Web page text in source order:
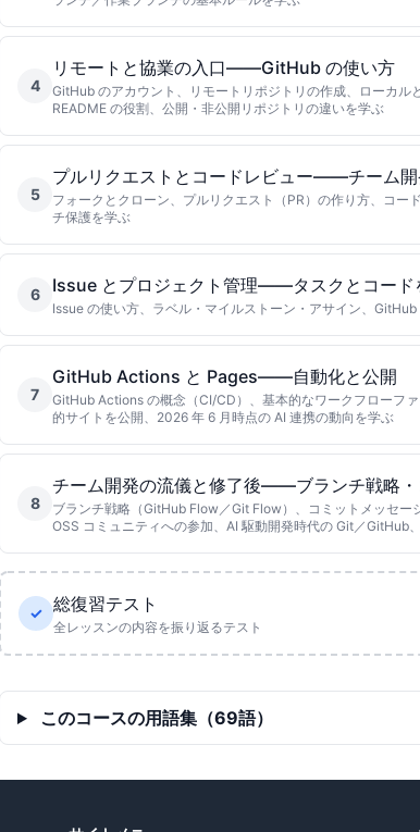
4
リモートと協業の入口——GitHub の使い方
GitHub のアカウント、リモートリポジトリの作成、ローカ
README の役割、公開・非公開リポジトリの違いを学ぶ
5
プルリクエストとコードレビュー——チーム開
フォークとクローン、プルリクエスト（PR）の作り方、コ
チ保護を学ぶ
6 Issue とプロジェクト管理——タスクとコード
Issue の使い方、ラベル・マイルストーン・アサイン、
7
GitHub Actions と Pages——自動化と公開
GitHub Actions の概念（CI/CD）、基本的なワークフローフ
的サイトを公開、2026 年 6 月時点の AI 連携の動向を学ぶ
8
チーム開発の流儀と修了後——ブランチ戦略・
ブランチ戦略（GitHub Flow／Git Flow）、コミットメッセ
OSS コミュニティへの参加、AI 駆動開発時代の Git／GitHub
✓ 総復習テスト
全レッスンの内容を振り返るテスト
このコースの用語集（69語）